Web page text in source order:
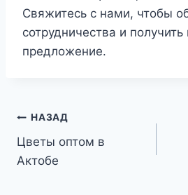
Свяжитесь с нами, чтобы
сотрудничества и
предложение.
Навигация
по
НАЗАД
Цветы оптом в
Актобе